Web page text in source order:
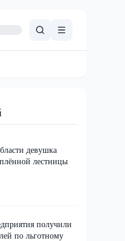
девушка
лестницы
получили
по льготному